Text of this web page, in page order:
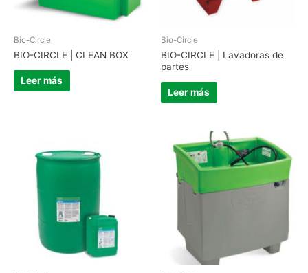
Bio-Circle
BIO-CIRCLE | CLEAN BOX
Leer más
Bio-Circle
BIO-CIRCLE | Lavadoras de
partes
Leer más